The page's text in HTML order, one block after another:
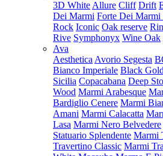
3D White Allure Cliff Drift
Dei Marmi Forte Dei Marmi
Rock Iconic Oak reserve
Rive Symphonyx Wine Oak
Ava
Aesthetica Avorio Segesta
Bianco Imperiale Black Gold
Sicilia Copacabana Deep
Wood Marmi Arabesque
Bardiglio Cenere Marmi
Amani Marmi Calacatta
Lasa Marmi Nero Belvedere
Statuario Splendente Marmi
Travertino Classic Marmi